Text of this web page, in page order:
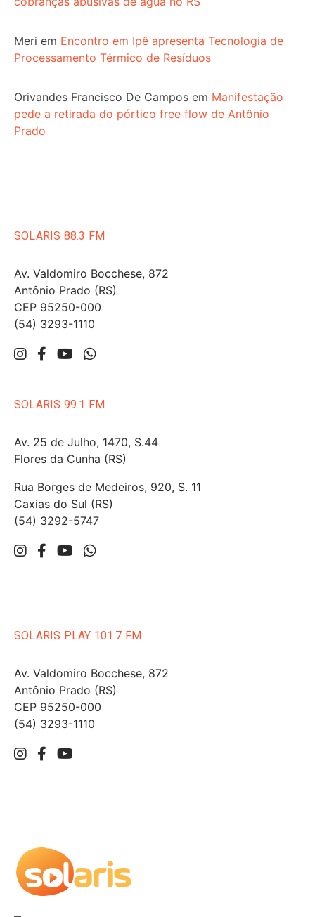
Meri em Encontro em Ipê apresenta Tecnologia de
Processamento Térmico de Resíduos
Orivandes Francisco De Campos em Manifestação
pede a retirada do pórtico free flow de Antônio
Prado
SOLARIS 88.3 FM
Av. Valdomiro Bocchese, 872
Antônio Prado (RS)
CEP 95250-000
(54) 3293-1110
SOLARIS 99.1 FM
Av. 25 de Julho, 1470, S.44
Flores da Cunha (RS)
Rua Borges de Medeiros, 920, S. 11
Caxias do Sul (RS)
(54) 3292-5747
SOLARIS PLAY 101.7 FM
Av. Valdomiro Bocchese, 872
Antônio Prado (RS)
CEP 95250-000
(54) 3293-1110